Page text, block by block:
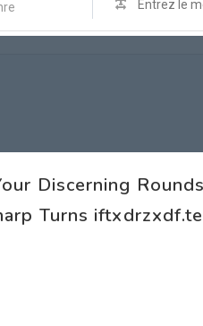
Discerning
Turns